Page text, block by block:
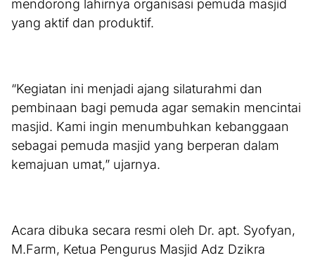
mendorong lahirnya organisasi pemuda masjid
yang aktif dan produktif.
“Kegiatan ini menjadi ajang silaturahmi dan
pembinaan bagi pemuda agar semakin mencintai
masjid. Kami ingin menumbuhkan kebanggaan
sebagai pemuda masjid yang berperan dalam
kemajuan umat,” ujarnya.
Acara dibuka secara resmi oleh Dr. apt. Syofyan,
M.Farm, Ketua Pengurus Masjid Adz Dzikra